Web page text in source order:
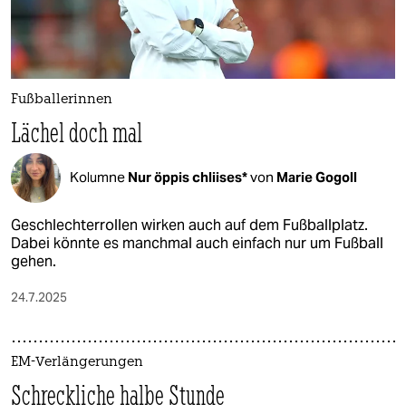
Fußballerinnen
Lächel doch mal
Kolumne Nur öppis chliises*von Marie Gogoll
Geschlechterrollen wirken auch auf dem Fußballplatz.
Dabei könnte es manchmal auch einfach nur um Fußball
gehen.
24.7.2025
EM-Verlängerungen
Schreckliche halbe Stunde